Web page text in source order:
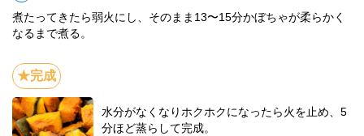
煮たってきたら弱火にし、そのまま13〜15分かぼちゃが柔らかく
なるまで煮る。
水分がなくなりホクホクになったら火を止め、5
分ほど蒸らして完成。